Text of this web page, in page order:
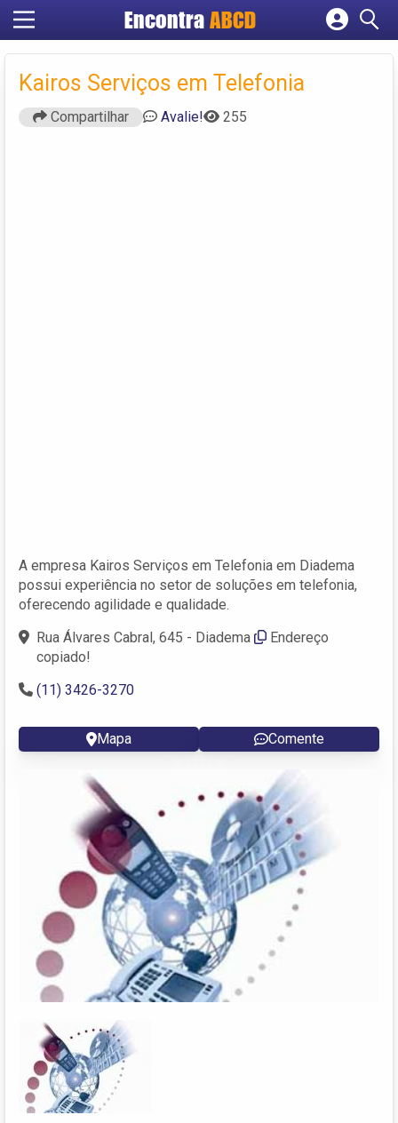
EncontraABCD
Cadastrar empresa
Criar conta
Kairos Serviços em Telefonia
Compartilhar Avalie! 255
A empresa Kairos Serviços em Telefonia em Diadema
possui experiência no setor de soluções em telefonia,
oferecendo agilidade e qualidade.
Rua Álvares Cabral, 645 - Diadema
Endereço
copiado!
(11) 3426-3270
Mapa Comente